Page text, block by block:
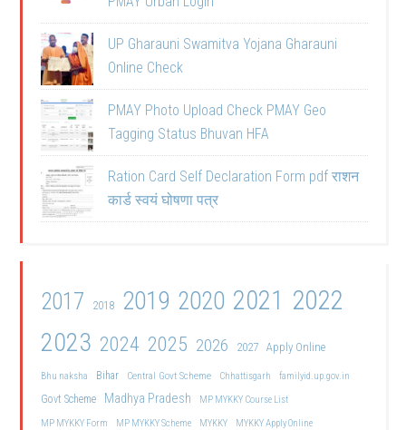
UP Gharauni Swamitva Yojana Gharauni
Online Check
PMAY Photo Upload Check PMAY Geo
Tagging Status Bhuvan HFA
Ration Card Self Declaration Form pdf राशन
कार्ड स्वयं घोषणा पत्र
2017 2018 2019 2020 2021 2022
2023 2024 2025 2026 2027 Apply Online
Bhu naksha Bihar Central Govt Scheme Chhattisgarh familyid.up.gov.in
Govt Scheme Madhya Pradesh
MP MYKKY Course List
MP MYKKY Form
MP MYKKY Scheme MYKKY
MYKKY Apply Online